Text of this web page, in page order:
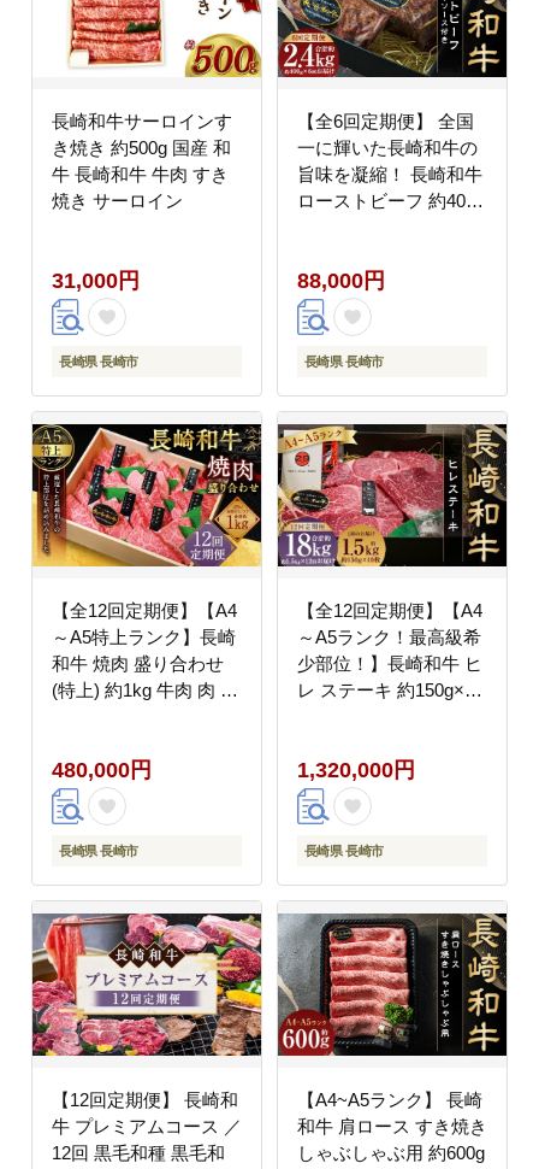
長崎和牛サーロインす
き焼き 約500g 国産 和
牛 長崎和牛 牛肉 すき
焼き サーロイン
31,000円
長崎県 長崎市
【全6回定期便】 全国
一に輝いた長崎和牛の
旨味を凝縮！ 長崎和牛
ローストビーフ 約400g
88,000円
長崎県 長崎市
【全12回定期便】【A4
～A5特上ランク】長崎
和牛 焼肉 盛り合わせ
(特上) 約1kg 牛肉 肉 牛
480,000円
長崎県 長崎市
【全12回定期便】【A4
～A5ランク！最高級希
少部位！】長崎和牛 ヒ
レ ステーキ 約150g×10
1,320,000円
長崎県 長崎市
【12回定期便】 長崎和
牛 プレミアムコース ／
12回 黒毛和種 黒毛和
【A4~A5ランク】 長崎
和牛 肩ロース すき焼き
しゃぶしゃぶ用 約600g